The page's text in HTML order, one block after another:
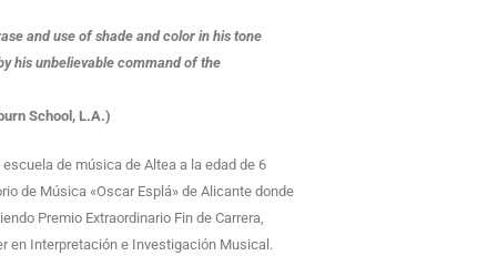
and use of shade and color in his tone
his unbelievable command of the
School, L.A.)
de música de Altea a la edad de 6
de Música «Oscar Esplá» de Alicante donde
Premio Extraordinario Fin de Carrera,
en Interpretación e Investigación Musical.